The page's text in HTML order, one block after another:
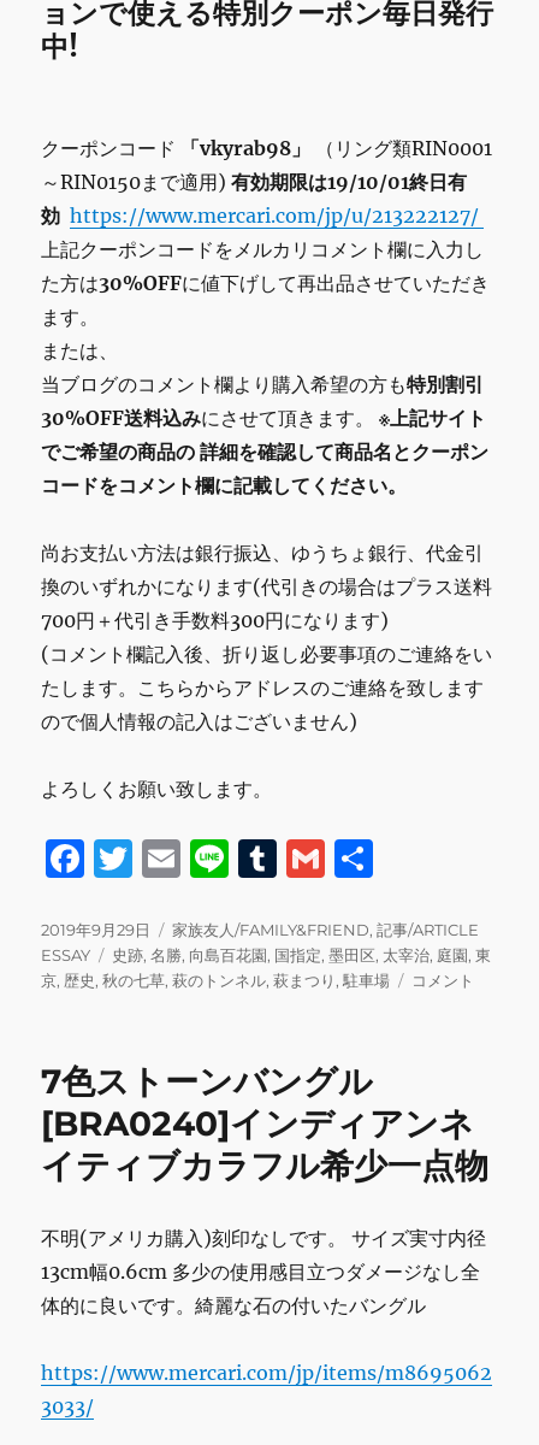
ョンで使える特別クーポン毎日発行
中!
クーポンコード 「vkyrab98」
（リング類RIN0001
～RIN0150まで適用)有効期限は19/10/01終日有
効 https://www.mercari.com/jp/u/213222127/
上記クーポンコードをメルカリコメント欄に入力し
た方は30%OFFに値下げして再出品させていただき
ます。
または、
当ブログのコメント欄より購入希望の方も特別割引
30%OFF送料込みにさせて頂きます。※上記サイト
でご希望の商品の 詳細を確認して商品名とクーポン
コードをコメント欄に記載してください。
尚お支払い方法は銀行振込、ゆうちょ銀行、代金引
換のいずれかになります(代引きの場合はプラス送料
700円＋代引き手数料300円になります)
(コメント欄記入後、折り返し必要事項のご連絡をい
たします。こちらからアドレスのご連絡を致します
ので個人情報の記入はございません)
よろしくお願い致します。
F
c
e
o
k
T
it
te
E
ai
l
Li
e
T
m
bl
G
ai
l
投
稿
日:
2019年9月29日
カ
テ
ゴ
家族友人/FAMILY&FRIEND,記事/ARTICLE
ESSAY
タ
グ
史跡,名勝, 向島百花園, 国指定,墨田区, 太宰治, 庭園,東
京, 歴史,秋の七草,萩のトンネル,萩まつり,駐車場
向
指
定
名
史
年
の
江
コメント
7色ストーンバングル
[BRA0240]インディアンネ
イティブカラフル希少一点物
不明(アメリカ購入)刻印なしです。 サイズ実寸内径
13cm幅0.6cm 多少の使用感目立つダメージなし全
体的に良いです。綺麗な石の付いたバングル
https://www.mercari.com/jp/items/m8695062
3033/